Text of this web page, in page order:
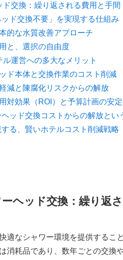
交換：繰り返される費用と手間
ド交換不要」を実現する仕組み
的な水質改善アプローチ
と、選択の自由度
ル運営への多大なメリット
ド本体と交換作業のコスト削減
減と陳腐化リスクからの解放
対効果（ROI）と予算計画の安
ッド交換コストからの解放とい
る、賢いホテルコスト削減戦略
ヘッド交換：繰り返
適なシャワー環境を提供するこ
は消耗品であり、数年ごとの交換